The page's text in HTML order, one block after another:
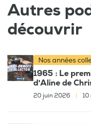
Autres
découvrir
Nos années
1965 : Le
d'Aline de
20 juin 2026 10